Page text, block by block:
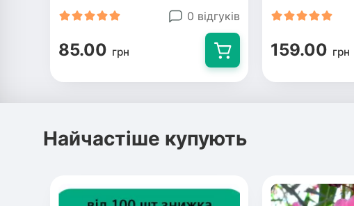
0 відгуків
85.00 грн 159.00 грн
Найчастіше купують